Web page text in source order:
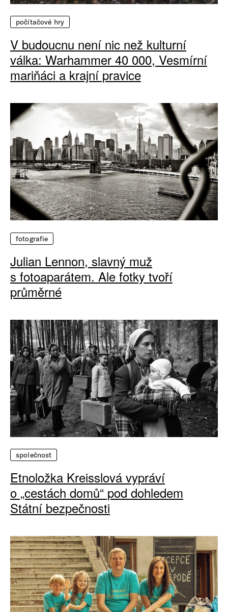
počítačové hry
V budoucnu není nic než kulturní
válka: Warhammer 40 000, Vesmírní
mariňáci a krajní pravice
fotografie
Julian Lennon, slavný muž
s fotoaparátem. Ale fotky tvoří
průměrné
společnost
Etnoložka Kreisslová vypráví
o „cestách domů“ pod dohledem
Státní bezpečnosti